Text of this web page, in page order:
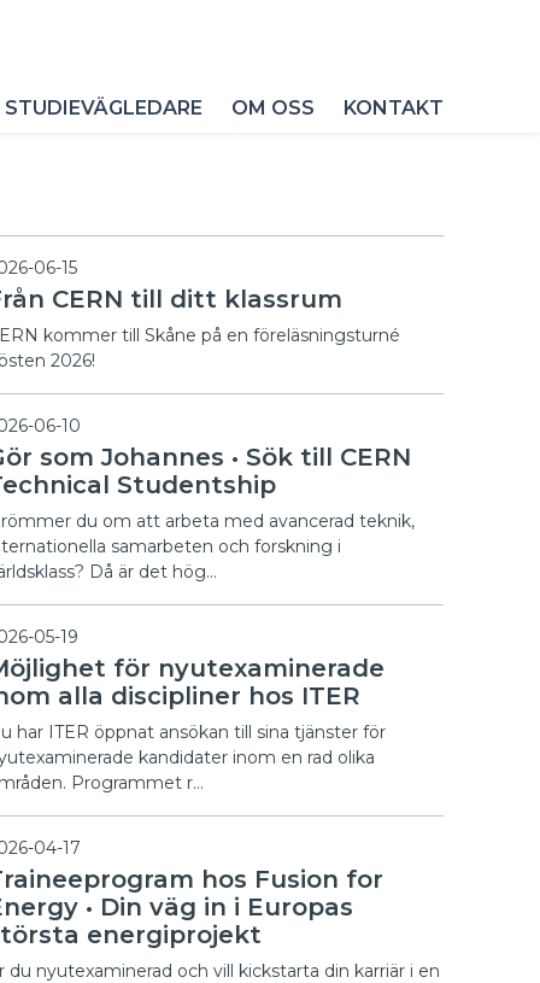
STUDIEVÄGLEDARE OM OSS KONTAKT
06-15
CERN till ditt klassrum
kommer till Skåne på en föreläsningsturné
2026!
06-10
som Johannes • Sök till CERN
Studentship
du om att arbeta med avancerad teknik,
samarbeten och forskning i
Då är det hög…
05-19
för nyutexaminerade
alla discipliner hos ITER
har ITER öppnat ansökan till sina tjänster för
kandidater inom en rad olika
Programmet r…
04-17
hos Fusion for
• Din väg in i Europas
energiprojekt
du nyutexaminerad och vill kickstarta din karriär i en